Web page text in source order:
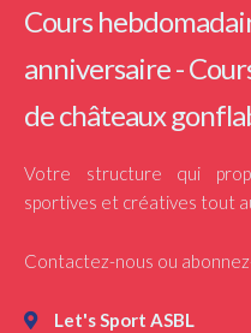
Cours
anniversaire -
de châteaux
Votre structure qui
sportives et créatives tout
Contactez-nous ou
Let's Sport ASBL